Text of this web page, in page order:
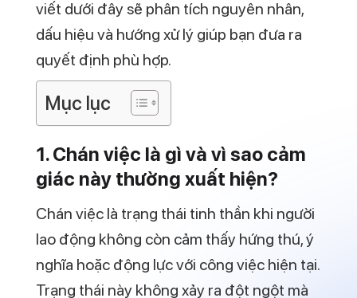
dấu hiệu và hướng xử lý giúp bạn đưa ra
quyết định phù hợp.
Mục lục
1. Chán việc là gì và vì sao cảm
giác này thường xuất hiện?
Chán việc là trạng thái tinh thần khi người
lao động không còn cảm thấy hứng thú, ý
nghĩa hoặc động lực với công việc hiện tại.
Trạng thái này không xảy ra đột ngột mà
thường hình thành sau một thời gian dài